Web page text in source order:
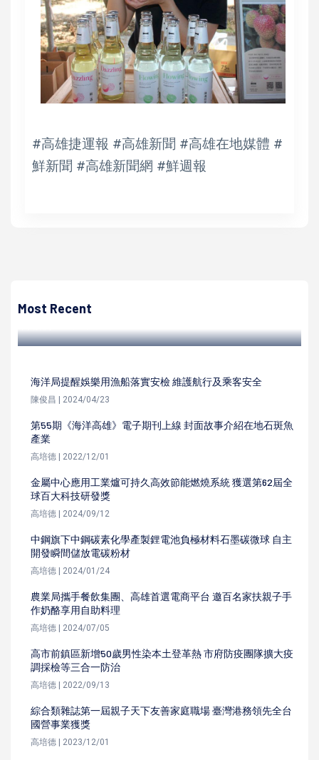
#高雄捷運報 #高雄新聞 #高雄在地媒體 #
鮮新聞 #高雄新聞網 #鮮週報
Most Recent
高市兩地太極以拳會友
海洋局提醒娛樂用漁船落實安檢 維護航行及乘客安全
陳俊昌 | 2024/04/23
第55期《海洋高雄》電子期刊上線 封面故事介紹在地石斑魚
產業
高培德 | 2022/12/01
金屬中心應用工業爐可持久高效節能燃燒系統 獲選第62屆全
球百大科技研發獎
高培德 | 2024/09/12
中鋼旗下中鋼碳素化學產製鋰電池負極材料石墨碳微球 自主
開發瞬間儲放電碳粉材
高培德 | 2024/01/24
農業局攜手餐飲集團、高雄首選電商平台 邀百名家扶親子手
作奶酪享用自助料理
高培德 | 2024/07/05
高市前鎮區新增50歲男性染本土登革熱 市府防疫團隊擴大疫
調採檢等三合一防治
高培德 | 2022/09/13
綜合類雜誌第一屆親子天下友善家庭職場 臺灣港務領先全台
國營事業獲獎
高培德 | 2023/12/01